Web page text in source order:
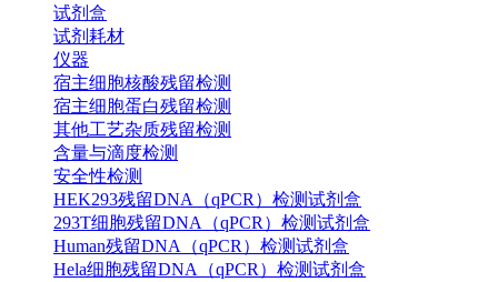
试剂盒
试剂耗材
仪器
宿主细胞核酸残留检测
宿主细胞蛋白残留检测
其他工艺杂质残留检测
含量与滴度检测
安全性检测
HEK293残留DNA（qPCR）检测试剂盒
293T细胞残留DNA（qPCR）检测试剂盒
Human残留DNA（qPCR）检测试剂盒
Hela细胞残留DNA（qPCR）检测试剂盒